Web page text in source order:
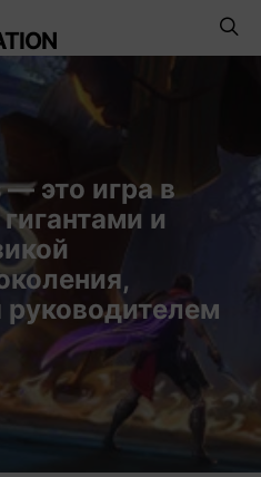
это игра в
и
руководителем